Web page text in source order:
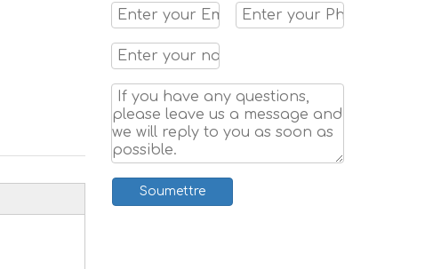
Soumettre